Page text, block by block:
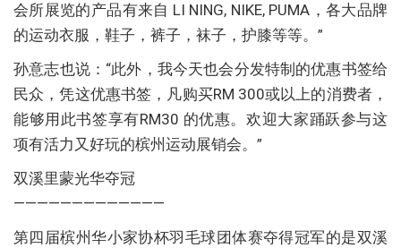
会所展览的产品有来自 LI NING, NIKE, PUMA，各大品牌
的运动衣服，鞋子，裤子，袜子，护膝等等。”
孙意志也说：“此外，我今天也会分发特制的优惠书签给
民众，凭这优惠书签，凡购买RM 300或以上的消费者，
能够用此书签享有RM30 的优惠。欢迎大家踊跃参与这
项有活力又好玩的槟州运动展销会。”
双溪里蒙光华夺冠
—————————————
第四届槟州华小家协杯羽毛球团体赛夺得冠军的是双溪